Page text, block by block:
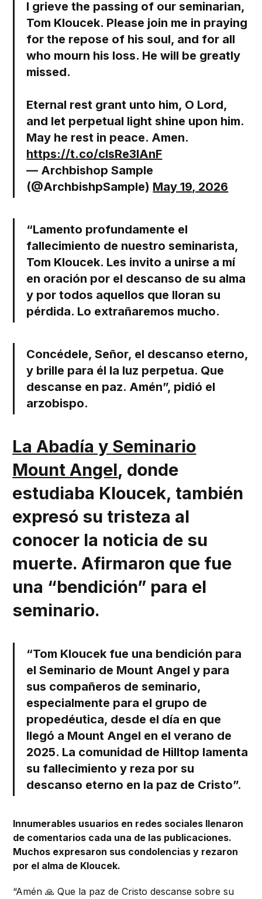
I grieve the passing of our seminarian,
Tom Kloucek. Please join me in praying
for the repose of his soul, and for all
who mourn his loss. He will be greatly
missed.
Eternal rest grant unto him, O Lord,
and let perpetual light shine upon him.
May he rest in peace. Amen.
https://t.co/cIsRe3lAnF
— Archbishop Sample
(@ArchbishpSample) May 19, 2026
“Lamento profundamente el
fallecimiento de nuestro seminarista,
Tom Kloucek. Les invito a unirse a mí
en oración por el descanso de su alma
y por todos aquellos que lloran su
pérdida. Lo extrañaremos mucho.
Concédele, Señor, el descanso eterno,
y brille para él la luz perpetua. Que
descanse en paz. Amén”, pidió el
arzobispo.
La Abadía y Seminario
Mount Angel, donde
estudiaba Kloucek, también
expresó su tristeza al
conocer la noticia de su
muerte. Afirmaron que fue
una “bendición” para el
seminario.
“Tom Kloucek fue una bendición para
el Seminario de Mount Angel y para
sus compañeros de seminario,
especialmente para el grupo de
propedéutica, desde el día en que
llegó a Mount Angel en el verano de
2025. La comunidad de Hilltop lamenta
su fallecimiento y reza por su
descanso eterno en la paz de Cristo”.
Innumerables usuarios en redes sociales llenaron
de comentarios cada una de las publicaciones.
Muchos expresaron sus condolencias y rezaron
por el alma de Kloucek.
“Amén 🙏 Que la paz de Cristo descanse sobre su